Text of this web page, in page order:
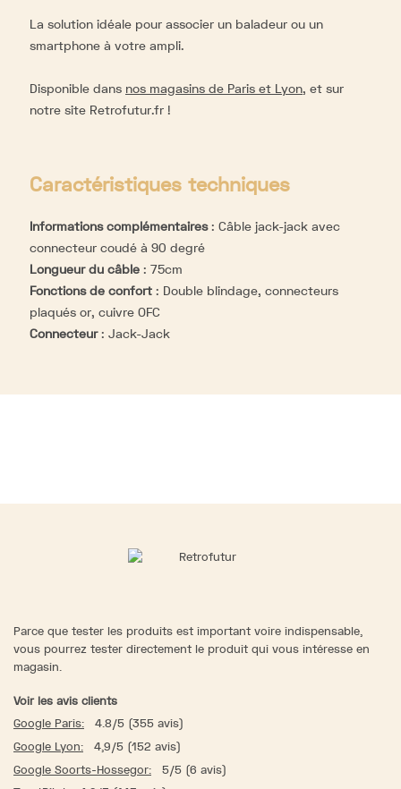
La solution idéale pour associer un baladeur ou un
smartphone à votre ampli.
Disponible dans nos magasins de Paris et Lyon, et sur
notre site Retrofutur.fr !
Caractéristiques techniques
Informations complémentaires: Câble jack-jack avec
connecteur coudé à 90 degré
Longueur du câble : 75cm
Fonctions de confort : Double blindage, connecteurs
plaqués or, cuivre OFC
Connecteur: Jack-Jack
Parce que tester les produits est important voire indispensable,
vous pourrez tester directement le produit qui vous intéresse en
magasin.
Voir les avis clients
Google Paris:
4.8/5 (355 avis)
Google Lyon:
4,9/5 (152 avis)
Google Soorts-Hossegor:
5/5 (6 avis)